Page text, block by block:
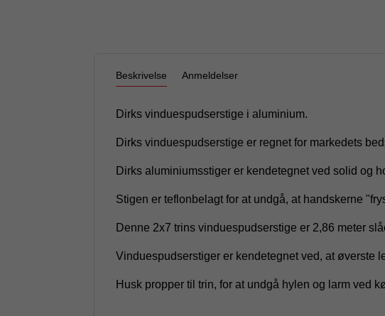
Beskrivelse Anmeldelser
Dirks vinduespudserstige i aluminium.
Dirks vinduespudserstige er regnet for markedets
Dirks aluminiumsstiger er kendetegnet ved solid og
Stigen er teflonbelagt for at undgå, at handskerne
Denne 2x7 trins vinduespudserstige er 2,86 meter
Vinduespudserstiger er kendetegnet ved, at øverste
Husk propper til trin, for at undgå hylen og larm ved